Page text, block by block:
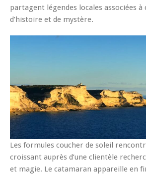
partagent légendes locales associées à
d’histoire et de mystère.
Les formules coucher de soleil
croissant auprès d’une clientèle
et magie. Le catamaran appareille en